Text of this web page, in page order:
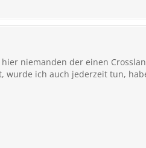
hier niemanden der einen
wurde ich auch jederzeit tun,